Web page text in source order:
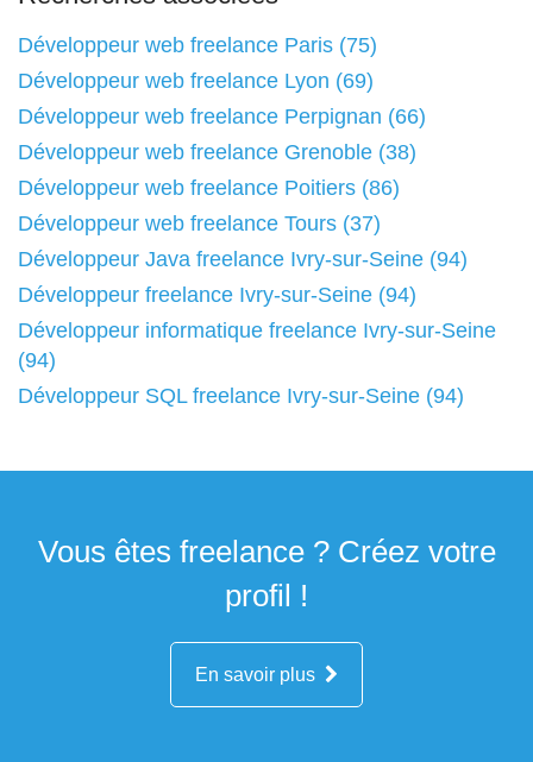
Développeur web freelance Paris (75)
Développeur web freelance Lyon (69)
Développeur web freelance Perpignan (66)
Développeur web freelance Grenoble (38)
Développeur web freelance Poitiers (86)
Développeur web freelance Tours (37)
Développeur Java freelance Ivry-sur-Seine (94)
Développeur freelance Ivry-sur-Seine (94)
Développeur informatique freelance Ivry-sur-Seine
(94)
Développeur SQL freelance Ivry-sur-Seine (94)
Vous êtes freelance ? Créez votre
profil !
En savoir plus